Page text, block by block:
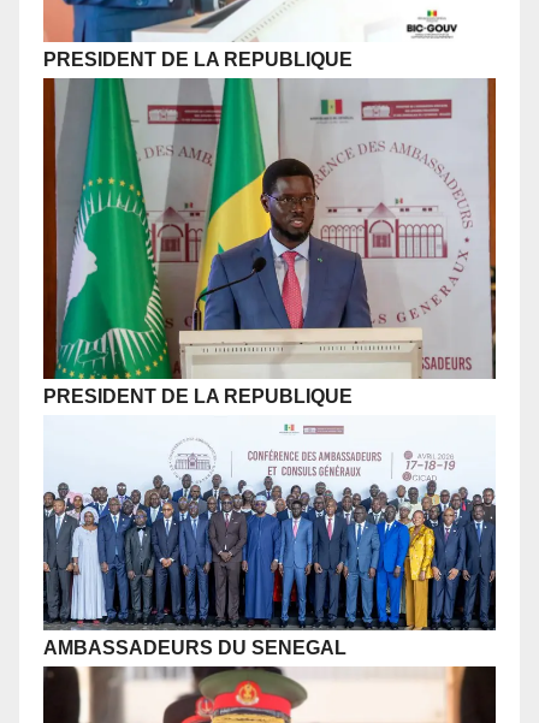
PRESIDENT DE LA REPUBLIQUE
PRESIDENT DE LA REPUBLIQUE
AMBASSADEURS DU SENEGAL